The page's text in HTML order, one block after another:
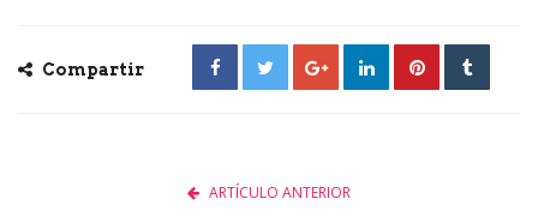
Compartir
ARTÍCULO ANTERIOR